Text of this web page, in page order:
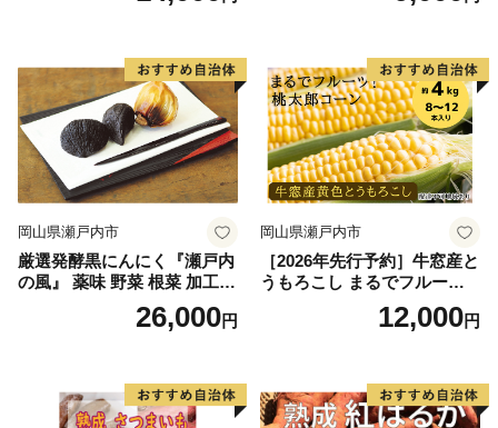
県 高鍋町産 産地直送 有機肥
料使用 高糖度 西森農園
県 高鍋町産 産地直送 有機肥
料使用 高糖度 西森農園
岡山県瀬戸内市
厳選発酵黒にんにく『瀬戸内
の風』 薬味 野菜 根菜 加工食
26,000円
岡山県瀬戸内市
［2026年先行予約］牛窓産と
うもろこし まるでフルー
ツ！最高糖度25度超え 生で
甘い、茹でて美味い！ 黄色
野菜
12,000円